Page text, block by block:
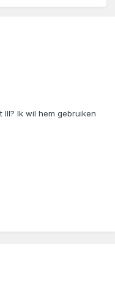
Ik wil hem gebruiken